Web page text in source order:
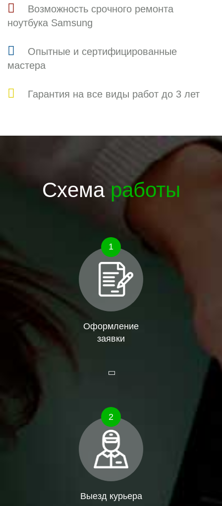
Возможность срочного ремонта
ноутбука Samsung
Опытные и сертифицированные
мастера
Гарантия на все виды работ до 3 лет
Схема работы
1
Оформление
заявки
2
Выезд курьера